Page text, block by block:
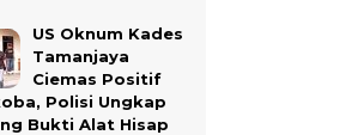
US Oknum Kades
Tamanjaya
Ciemas Positif
Polisi Ungkap
Bukti Alat Hisap